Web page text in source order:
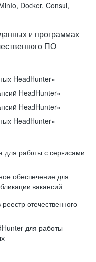
Docker, Consul,
и программах
ПО
HeadHunter»
HeadHunter»
HeadHunter»
HeadHunter»
работы с сервисами
обеспечение для
вакансий
отечественного
для работы